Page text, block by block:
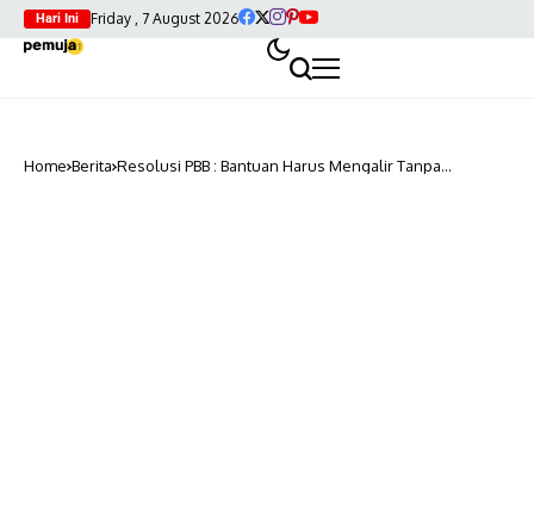
Hari Ini Friday , 7 August 2026
Home Berita Resolusi PBB : Bantuan Harus Mengalir Tanpa